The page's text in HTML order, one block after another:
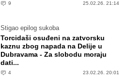
9 25.02.26. 21:14
Stigao epilog sukoba
Torcidaši osuđeni na zatvorsku
kaznu zbog napada na Delije u
Dubravama - Za slobodu moraju
dati...
4 23.02.26. 20:01